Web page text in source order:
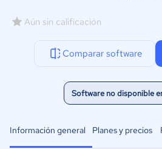
Aún sin calificación
Comparar software
Software no disponible
Información general Planes y precios